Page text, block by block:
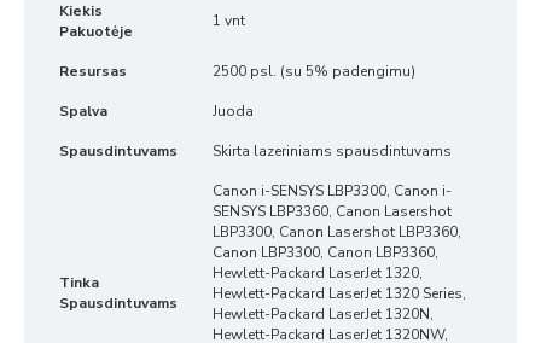
Kiekis
Pakuotėje
1 vnt
Resursas 2500 psl. (su 5% padengimu)
Spalva Juoda
Spausdintuvams Skirta lazeriniams spausdintuvams
Tinka
Spausdintuvams
Canon i-SENSYS LBP3300, Canon i-
SENSYS LBP3360, Canon Lasershot
LBP3300, Canon Lasershot LBP3360,
Canon LBP3300, Canon LBP3360,
Hewlett-Packard LaserJet 1320,
Hewlett-Packard LaserJet 1320 Series,
Hewlett-Packard LaserJet 1320N,
Hewlett-Packard LaserJet 1320NW,